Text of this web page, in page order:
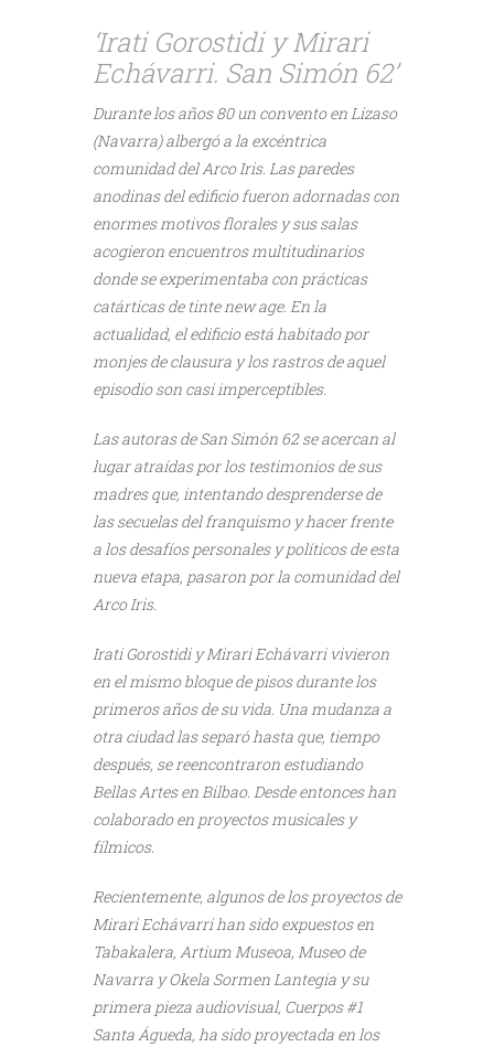
‘Irati Gorostidi y Mirari
Echávarri. San Simón 62’
Durante los años 80 un convento en Lizaso
(Navarra) albergó a la excéntrica
comunidad del Arco Iris. Las paredes
anodinas del edificio fueron adornadas con
enormes motivos florales y sus salas
acogieron encuentros multitudinarios
donde se experimentaba con prácticas
catárticas de tinte new age. En la
actualidad, el edificio está habitado por
monjes de clausura y los rastros de aquel
episodio son casi imperceptibles.
Las autoras de San Simón 62 se acercan al
lugar atraídas por los testimonios de sus
madres que, intentando desprenderse de
las secuelas del franquismo y hacer frente
a los desafíos personales y políticos de esta
nueva etapa, pasaron por la comunidad del
Arco Iris.
Irati Gorostidi y Mirari Echávarri vivieron
en el mismo bloque de pisos durante los
primeros años de su vida. Una mudanza a
otra ciudad las separó hasta que, tiempo
después, se reencontraron estudiando
Bellas Artes en Bilbao. Desde entonces han
colaborado en proyectos musicales y
fílmicos.
Recientemente, algunos de los proyectos de
Mirari Echávarri han sido expuestos en
Tabakalera, Artium Museoa, Museo de
Navarra y Okela Sormen Lantegia y su
primera pieza audiovisual, Cuerpos #1
Santa Águeda, ha sido proyectada en los